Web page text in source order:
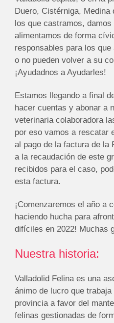
Duero, Cistérniga, Medina
los que castramos,
alimentamos de forma
responsables para los que
o no pueden volver a su
¡Ayudadnos a Ayudarles!
Estamos llegando a final
hacer cuentas y abonar a
veterinaria colaboradora
por eso vamos a rescatar
al pago de la factura de la
a la recaudación de este
recibidos para el caso,
esta factura.
¡Comenzaremos el año a
haciendo hucha para
difíciles en 2022! Muchas
Nuestra historia:
Valladolid Felina es una
ánimo de lucro que
provincia a favor del
felinas gestionadas de